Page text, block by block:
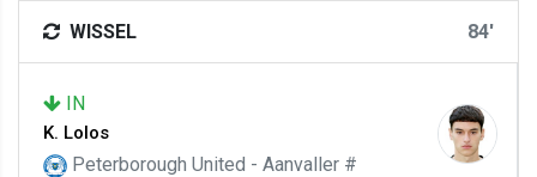
WISSEL 84'
IN
K. Lolos
Peterborough United - Aanvaller #